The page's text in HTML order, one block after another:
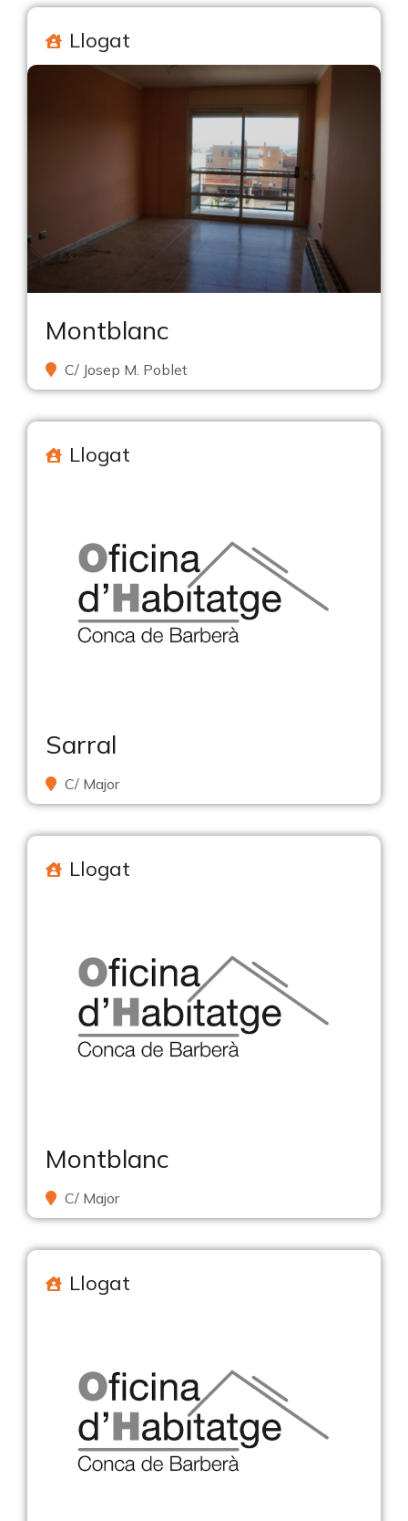
Llogat
Montblanc
C/ Josep M. Poblet
Llogat
Sarral
C/ Major
Llogat
Montblanc
C/ Major
Llogat